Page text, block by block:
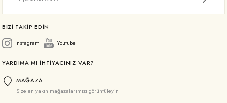
BİZİ TAKİP EDİN
Instagram
Youtube
YARDIMA MI İHTİYACINIZ VAR?
MAĞAZA
Size en yakın mağazalarımızı görüntüleyin